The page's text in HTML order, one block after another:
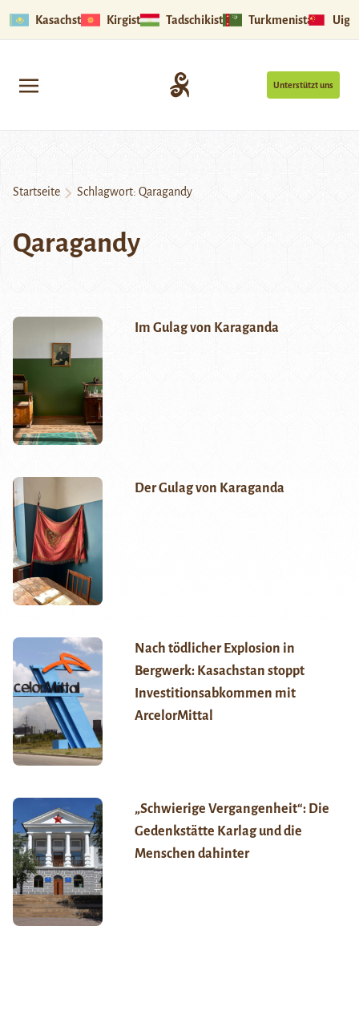
Kasachstan Kirgistan Tadschikistan Turkmenistan
Unterstützt uns
Startseite Schlagwort: Qaragandy
Qaragandy
Im Gulag von Karaganda
Der Gulag von Karaganda
Nach tödlicher Explosion in
Bergwerk: Kasachstan stoppt
Investitionsabkommen mit
ArcelorMittal
„Schwierige Vergangenheit“: Die
Gedenkstätte Karlag und die
Menschen dahinter